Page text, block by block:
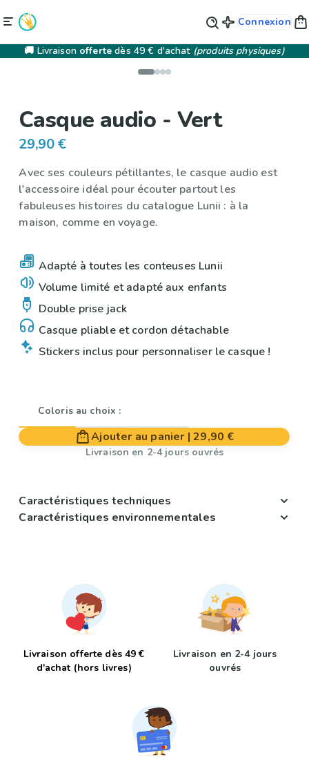
Connexion
🚚 Livraison offerte dès 49 € d'achat (produits physiques)
Casque audio - Vert
29,90 €
Avec ses couleurs pétillantes, le casque audio est
l'accessoire idéal pour écouter partout les
fabuleuses histoires du catalogue Lunii : à la
maison, comme en voyage.
Adapté à toutes les conteuses Lunii
Volume limité et adapté aux enfants
Double prise jack
Casque pliable et cordon détachable
Stickers inclus pour personnaliser le casque !
Coloris au choix :
Ajouter au panier |29,90 €
Livraison en 2-4 jours ouvrés
Caractéristiques techniques
Caractéristiques environnementales
Livraison offerte dès 49 €
d'achat (hors livres)
Livraison en 2-4 jours
ouvrés